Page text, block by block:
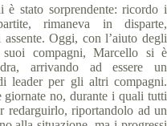
stato sorprendente: ricordo i
rimaneva in disparte,
Oggi, con l’aiuto degli
compagni, Marcello si è
arrivando ad essere un
leader per gli altri compagni.
giornate no, durante i quali tutti
redarguirlo, riportandolo ad un